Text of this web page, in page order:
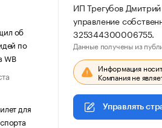
об
по
WB
для
ИП Трегубов
управление
325344300006755.
Данные получены из
Информация
Компания не
Управлять